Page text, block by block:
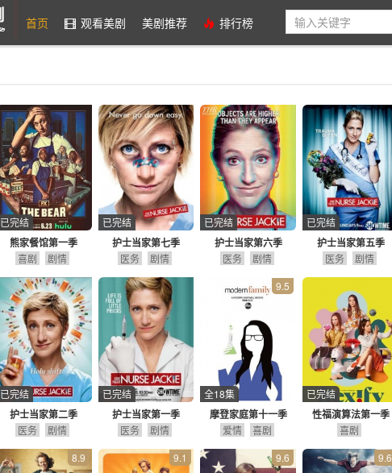
首页 观看美剧 美剧推荐 排行榜
熊家餐馆第一季
已完结
喜剧 剧情
护士当家第七季
已完结
医务 剧情
护士当家第六季
已完结
医务 剧情
护士当家第五季
已完结
医务 剧情
护士当家第二季
已完结
医务 剧情
护士当家第一季
已完结
医务 剧情
摩登家庭第十一季
9.5
全18集
爱情 喜剧
性福演算法第一季
已完结
喜剧
8.9 9.1 9.6 9.6